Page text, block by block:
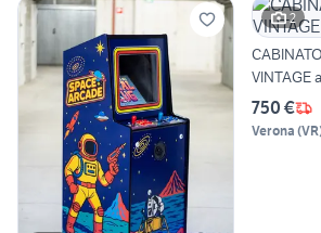
2
VINTAGE
750 €
Verona (VR